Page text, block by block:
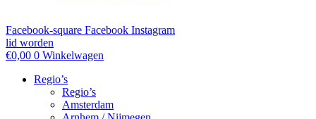
Facebook-square Facebook Instagram
lid worden
€0,00 0 Winkelwagen
Regio’s
Regio’s
Amsterdam